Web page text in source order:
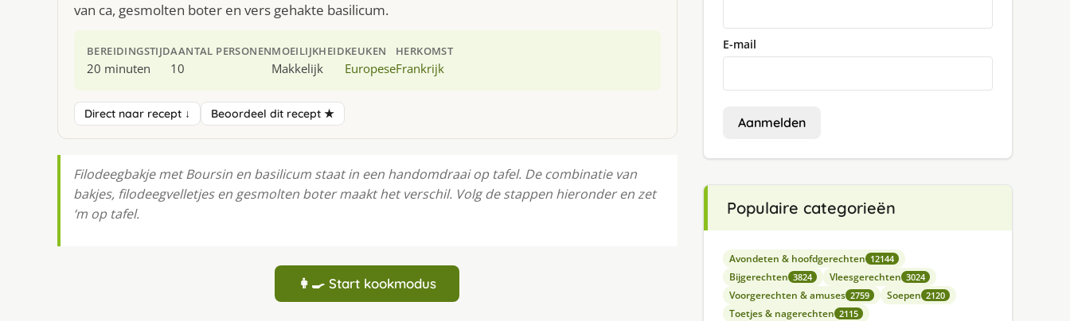
van ca, gesmolten boter en vers gehakte basilicum.
BEREIDINGSTIJD
20 minuten
AANTAL PERSONEN
10
MOEILIJKHEID
Makkelijk
KEUKEN
Europese
HERKOMST
Frankrijk
Direct naar recept ↓ Beoordeel dit recept ★
Filodeegbakje met Boursin en basilicum staat in een handomdraai op tafel. De combinatie van
bakjes, filodeegvelletjes en gesmolten boter maakt het verschil. Volg de stappen hieronder en zet
‘m op tafel.
👩‍🍳 Start kookmodus
E-mail
Aanmelden
Populaire categorieën
Avondeten & hoofdgerechten 12144
Bijgerechten 3824 Vleesgerechten 3024
Voorgerechten & amuses 2759 Soepen 2120
Toetjes & nagerechten 2115